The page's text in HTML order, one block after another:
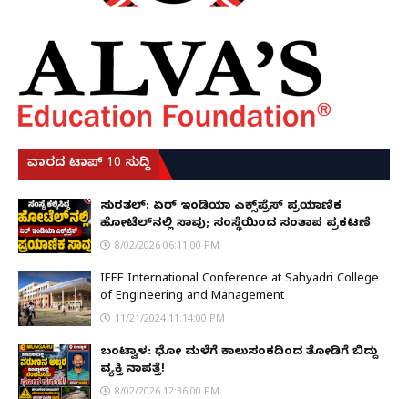
ವಾರದ ಟಾಪ್ 10 ಸುದ್ದಿ
ಸುರತ್ಕಲ್: ಏರ್ ಇಂಡಿಯಾ ಎಕ್ಸ್‌ಪ್ರೆಸ್ ಪ್ರಯಾಣಿಕ
ಹೋಟೆಲ್‌ನಲ್ಲಿ ಸಾವು; ಸಂಸ್ಥೆಯಿಂದ ಸಂತಾಪ ಪ್ರಕಟಣೆ
8/02/2026 06:11:00 PM
IEEE International Conference at Sahyadri College
of Engineering and Management
11/21/2024 11:14:00 PM
ಬಂಟ್ವಾಳ: ಧೋ ಮಳೆಗೆ ಕಾಲುಸಂಕದಿಂದ ತೋಡಿಗೆ ಬಿದ್ದು
ವ್ಯಕ್ತಿ ನಾಪತ್ತೆ!
8/02/2026 12:36:00 PM